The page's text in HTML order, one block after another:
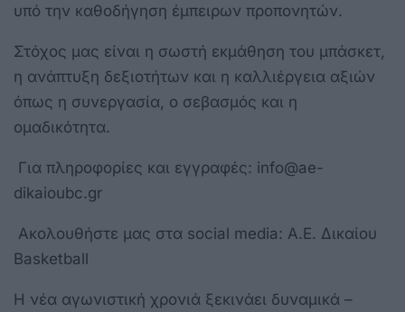
υπό την καθοδήγηση έμπειρων προπονητών.
Στόχος μας είναι η σωστή εκμάθηση του μπάσκετ,
η ανάπτυξη δεξιοτήτων και η καλλιέργεια αξιών
όπως η συνεργασία, ο σεβασμός και η
ομαδικότητα.
Για πληροφορίες και εγγραφές: info@ae-
dikaioubc.gr
Ακολουθήστε μας στα social media: A.E. Δικαίου
Basketball
Η νέα αγωνιστική χρονιά ξεκινάει δυναμικά –